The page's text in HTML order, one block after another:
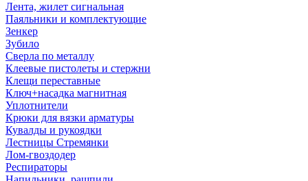
Лента, жилет сигнальная
Паяльники и комплектующие
Зенкер
Зубило
Сверла по металлу
Клеевые пистолеты и стержни
Клещи переставные
Ключ+насадка магнитная
Уплотнители
Крюки для вязки арматуры
Кувалды и рукоядки
Лестницы Стремянки
Лом-гвоздодер
Респираторы